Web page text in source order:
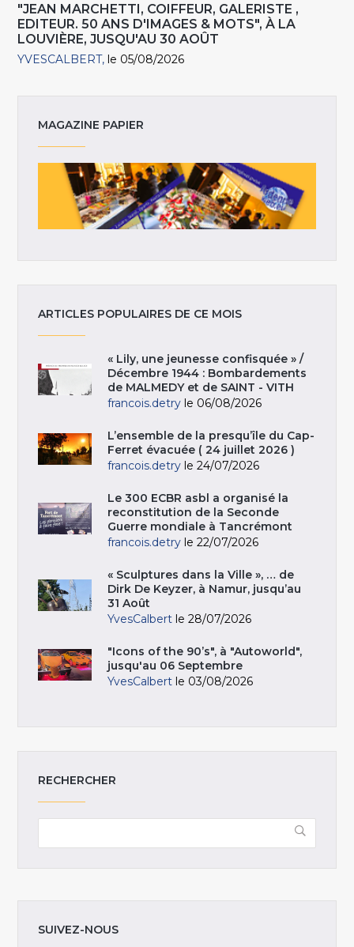
"JEAN MARCHETTI, COIFFEUR, GALERISTE ,
EDITEUR. 50 ANS D'IMAGES & MOTS", À LA
LOUVIÈRE, JUSQU'AU 30 AOÛT
YVESCALBERT le 05/08/2026
MAGAZINE PAPIER
ARTICLES POPULAIRES DE CE MOIS
« Lily, une jeunesse confisquée » /
Décembre 1944 : Bombardements
de MALMEDY et de SAINT - VITH
francois.detry le 06/08/2026
L’ensemble de la presqu’île du Cap-
Ferret évacuée ( 24 juillet 2026 )
francois.detry le 24/07/2026
Le 300 ECBR asbl a organisé la
reconstitution de la Seconde
Guerre mondiale à Tancrémont
francois.detry le 22/07/2026
« Sculptures dans la Ville », … de
Dirk De Keyzer, à Namur, jusqu’au
31 Août
YvesCalbert le 28/07/2026
"Icons of the 90’s", à "Autoworld",
jusqu'au 06 Septembre
YvesCalbert le 03/08/2026
RECHERCHER
SUIVEZ-NOUS